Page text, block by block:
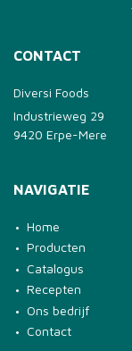
CONTACT
Diversi Foods
Industrieweg 29
9420 Erpe-Mere
NAVIGATIE
Home
Producten
Catalogus
Recepten
Ons bedrijf
Contact